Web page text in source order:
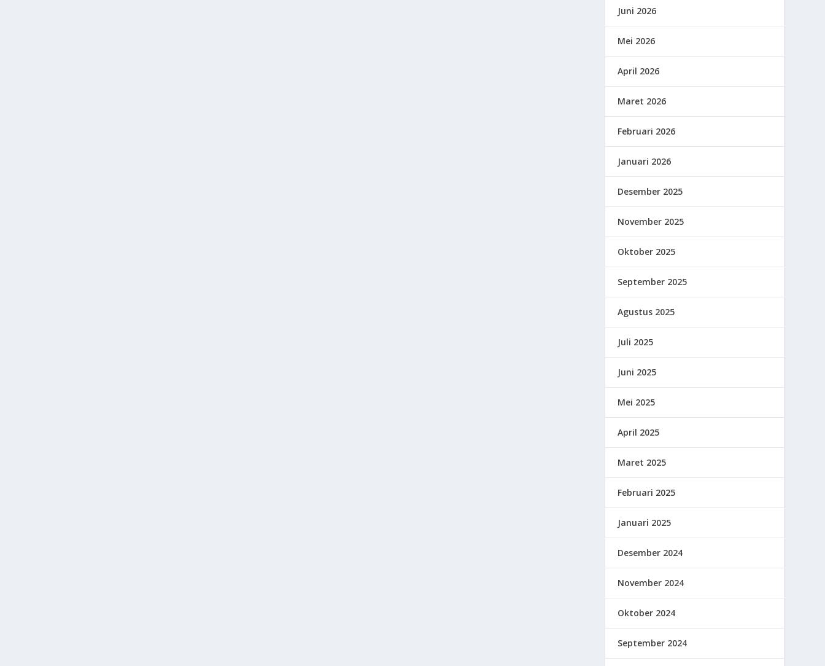
Juni 2026
Mei 2026
April 2026
Maret 2026
Februari 2026
Januari 2026
Desember 2025
November 2025
Oktober 2025
September 2025
Agustus 2025
Juli 2025
Juni 2025
Mei 2025
April 2025
Maret 2025
Februari 2025
Januari 2025
Desember 2024
November 2024
Oktober 2024
September 2024